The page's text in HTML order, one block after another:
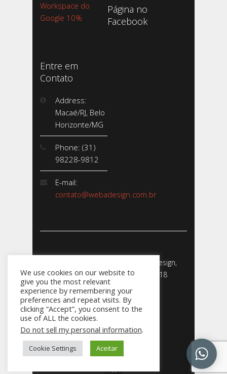
Workspace do
Google 10%
Página no
Facebook
Entre em
Contato
Address:
Macaé/RJ, Belo
Horizonte/MG
Phone: (31)
98228-9812
E-mail:
contato@webadesign.com.br
Webadesign - Empresa de Webdesign,
Desenvolvimento de Sites - 2018
CNPJ: 23.856.204/0001-­24
031
98228.9812
We use cookies on our website to
give you the most relevant
experience by remembering your
preferences and repeat visits. By
clicking “Accept”, you consent to the
use of ALL the cookies.
Do not sell my personal information.
Cookie Settings Aceitar